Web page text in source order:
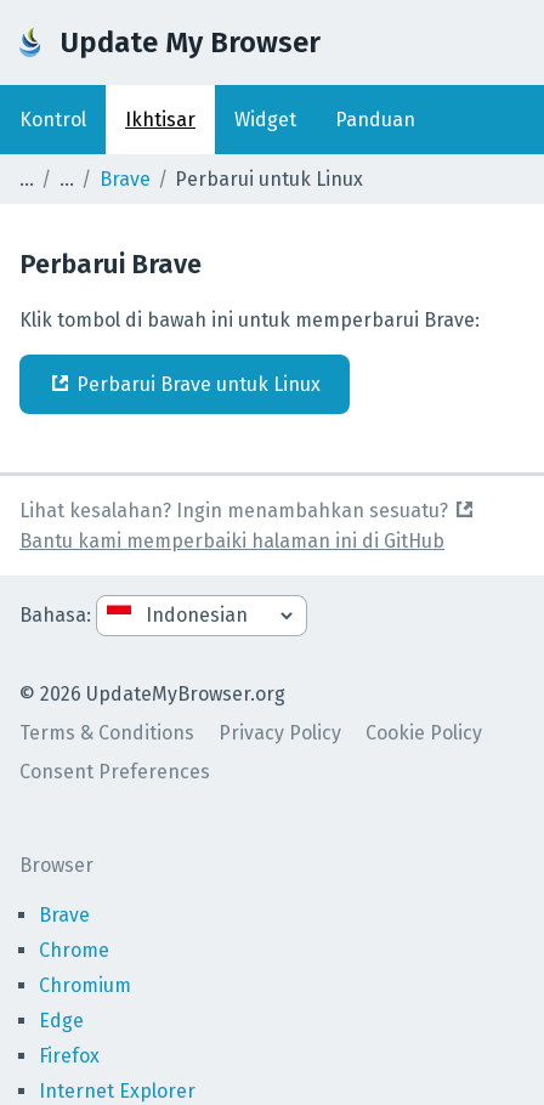
Update My Browser
Kontrol Ikhtisar Widget Panduan
Brave Perbarui untuk Linux
Perbarui Brave
Klik tombol di bawah ini untuk memperbarui Brave:
Perbarui Brave untuk Linux
Lihat kesalahan? Ingin menambahkan sesuatu?
Bantu kami memperbaiki halaman ini di GitHub
© 2026 UpdateMyBrowser.org
Terms & Conditions
Privacy Policy
Cookie Policy
Consent Preferences
Bahasa:
Browser
Brave
Chrome
Chromium
Edge
Firefox
Internet Explorer